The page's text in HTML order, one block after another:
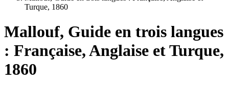
Turque, 1860
Mallouf, Guide en trois langues
: Française, Anglaise et Turque,
1860